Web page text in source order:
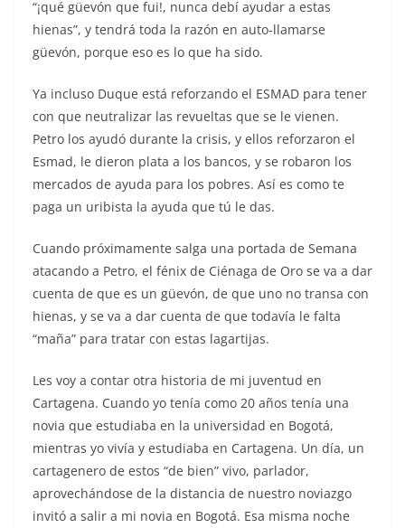
“¡qué güevón que fui!, nunca debí ayudar a estas
hienas”, y tendrá toda la razón en auto-llamarse
güevón, porque eso es lo que ha sido.
Ya incluso Duque está reforzando el ESMAD para tener
con que neutralizar las revueltas que se le vienen.
Petro los ayudó durante la crisis, y ellos reforzaron el
Esmad, le dieron plata a los bancos, y se robaron los
mercados de ayuda para los pobres. Así es como te
paga un uribista la ayuda que tú le das.
Cuando próximamente salga una portada de Semana
atacando a Petro, el fénix de Ciénaga de Oro se va a dar
cuenta de que es un güevón, de que uno no transa con
hienas, y se va a dar cuenta de que todavía le falta
“maña” para tratar con estas lagartijas.
Les voy a contar otra historia de mi juventud en
Cartagena. Cuando yo tenía como 20 años tenía una
novia que estudiaba en la universidad en Bogotá,
mientras yo vivía y estudiaba en Cartagena. Un día, un
cartagenero de estos “de bien” vivo, parlador,
aprovechándose de la distancia de nuestro noviazgo
invitó a salir a mi novia en Bogotá. Esa misma noche